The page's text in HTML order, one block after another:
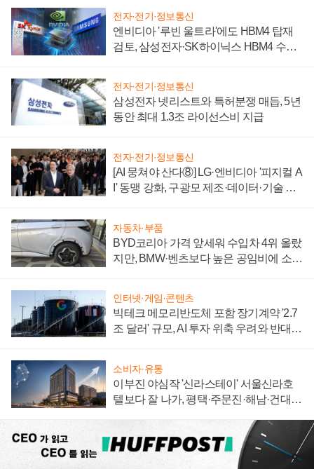
전자·전기·정보통신
엔비디아 '루빈 울트라'에도 HBM4 탑재
검토, 삼성전자·SK하이닉스 HBM4 수율
전자·전기·정보통신
삼성전자 넷리스트와 특허분쟁 매듭, 5년
동안 최대 1.3조 라이선스비 지급
전자·전기·정보통신
[AI 뭉쳐야 산다⑧] LG·엔비디아 '피지컬 A
I' 동맹 강화, 구광모 제조·데이터·기술 결
자동차·부품
BYD코리아 가격 앞세워 수입차 4위 올랐
지만, BMW·벤츠보다 높은 공임비에 소비
인터넷·게임·콘텐츠
빅테크 메모리반도체 포함 장기계약 '2.7
조 달러' 규모, AI 투자 위축 우려와 반대
소비자·유통
이부진 야심작 '신라스테이' 서울신라호
텔보다 잘 나가, 평택·주문진·해남·건대로